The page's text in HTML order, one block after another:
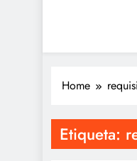
Home
Etiqueta: